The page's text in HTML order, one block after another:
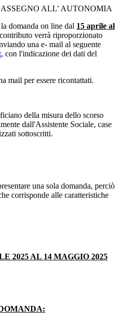
ALL' AUTONOMIA
on line dal 15 aprile al
verrà riproporzionato
una e- mail al seguente
, con l'indicazione dei dati del
per essere ricontattati.
della misura dello scorso
dall'Assistente Sociale, case
sottoscritti.
una sola domanda, perciò
corrisponde alle caratteristiche
2025 AL 14 MAGGIO 2025